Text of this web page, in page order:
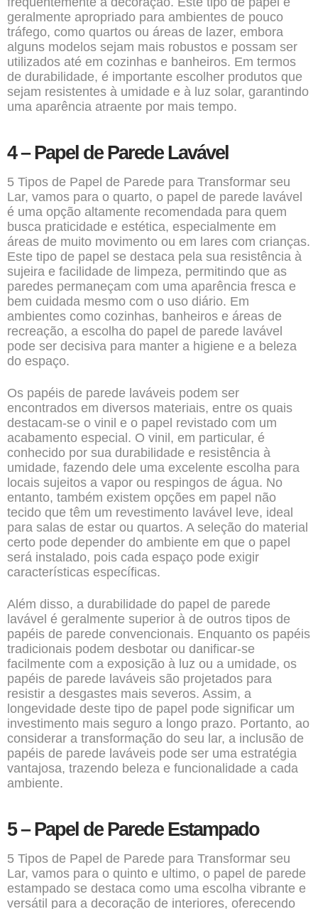
geralmente apropriado para ambientes de pouco
tráfego, como quartos ou áreas de lazer, embora
alguns modelos sejam mais robustos e possam ser
utilizados até em cozinhas e banheiros. Em termos
de durabilidade, é importante escolher produtos que
sejam resistentes à umidade e à luz solar, garantindo
uma aparência atraente por mais tempo.
4 – Papel de Parede Lavável
5 Tipos de Papel de Parede para Transformar seu
Lar, vamos para o quarto, o papel de parede lavável
é uma opção altamente recomendada para quem
busca praticidade e estética, especialmente em
áreas de muito movimento ou em lares com crianças.
Este tipo de papel se destaca pela sua resistência à
sujeira e facilidade de limpeza, permitindo que as
paredes permaneçam com uma aparência fresca e
bem cuidada mesmo com o uso diário. Em
ambientes como cozinhas, banheiros e áreas de
recreação, a escolha do papel de parede lavável
pode ser decisiva para manter a higiene e a beleza
do espaço.
Os papéis de parede laváveis podem ser
encontrados em diversos materiais, entre os quais
destacam-se o vinil e o papel revistado com um
acabamento especial. O vinil, em particular, é
conhecido por sua durabilidade e resistência à
umidade, fazendo dele uma excelente escolha para
locais sujeitos a vapor ou respingos de água. No
entanto, também existem opções em papel não
tecido que têm um revestimento lavável leve, ideal
para salas de estar ou quartos. A seleção do material
certo pode depender do ambiente em que o papel
será instalado, pois cada espaço pode exigir
características específicas.
Além disso, a durabilidade do papel de parede
lavável é geralmente superior à de outros tipos de
papéis de parede convencionais. Enquanto os papéis
tradicionais podem desbotar ou danificar-se
facilmente com a exposição à luz ou a umidade, os
papéis de parede laváveis são projetados para
resistir a desgastes mais severos. Assim, a
longevidade deste tipo de papel pode significar um
investimento mais seguro a longo prazo. Portanto, ao
considerar a transformação do seu lar, a inclusão de
papéis de parede laváveis pode ser uma estratégia
vantajosa, trazendo beleza e funcionalidade a cada
ambiente.
5 – Papel de Parede Estampado
5 Tipos de Papel de Parede para Transformar seu
Lar, vamos para o quinto e ultimo, o papel de parede
estampado se destaca como uma escolha vibrante e
versátil para a decoração de interiores, oferecendo